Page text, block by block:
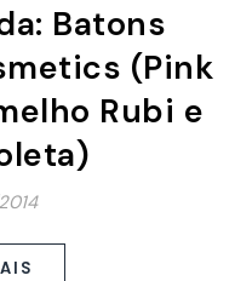
Batons
(Pink
Rubi e